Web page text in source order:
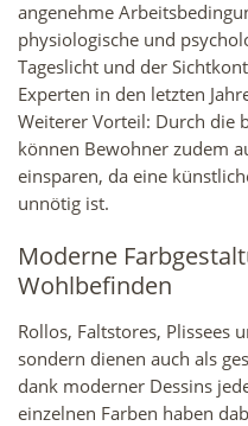
angenehme
physiologische und
Tageslicht und der
Experten in den letzten
Weiterer Vorteil: Durch die
können Bewohner zudem
einsparen, da eine
unnötig ist.
Moderne
Wohlbefinden
Rollos, Faltstores, Plissees
sondern dienen auch als
dank moderner Dessins
einzelnen Farben haben